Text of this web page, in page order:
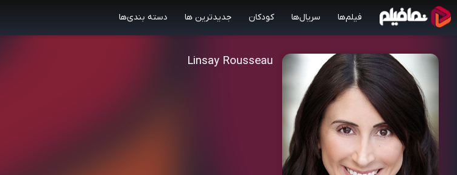
فیلم‌ها سریال‌ها کودکان جدیدترین ها دسته بندی‌ها
Linsay Rousseau